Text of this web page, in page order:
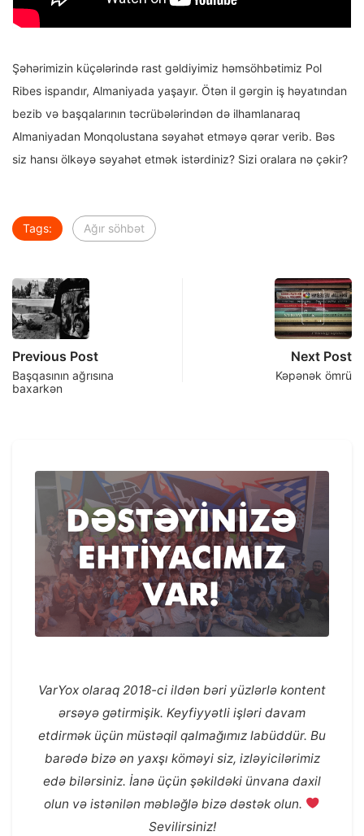
Şəhərimizin küçələrində rast gəldiyimiz həmsöhbətimiz Pol
Ribes ispandır, Almaniyada yaşayır. Ötən il gərgin iş həyatından
bezib və başqalarının təcrübələrindən də ilhamlanaraq
Almaniyadan Monqolustana səyahət etməyə qərar verib. Bəs
siz hansı ölkəyə səyahət etmək istərdiniz? Sizi oralara nə çəkir?
Tags: Ağır söhbət
Previous Post
Başqasının ağrısına
baxarkən
Next Post
Kəpənək ömrü
VarYox olaraq 2018-ci ildən bəri yüzlərlə kontent
ərsəyə gətirmişik. Keyfiyyətli işləri davam
etdirmək üçün müstəqil qalmağımız labüddür. Bu
barədə bizə ən yaxşı köməyi siz, izləyicilərimiz
edə bilərsiniz. İanə üçün şəkildəki ünvana daxil
olun və istənilən məbləğlə bizə dəstək olun.
Sevilirsiniz!